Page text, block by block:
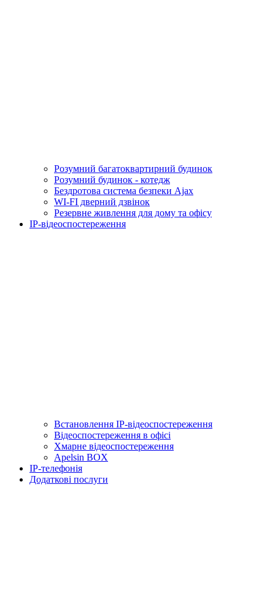
Розумний багатоквартирний будинок
Розумний будинок - котедж
Бездротова система безпеки Ajax
WI-FI дверний дзвінок
Резервне живлення для дому та офісу
IP-відеоспостереження
Встановлення IP-відеоспостереження
Відеоспостереження в офісі
Хмарне відеоспостереження
Apelsin BOX
IP-телефонія
Додаткові послуги